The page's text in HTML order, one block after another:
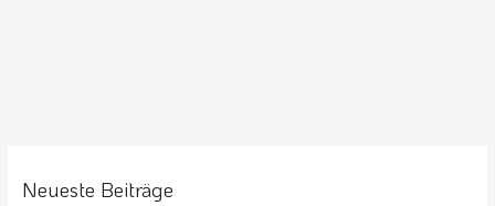
Neueste Beiträge